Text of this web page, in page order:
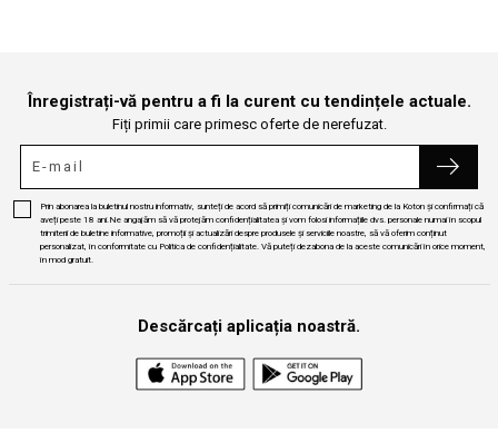
Înregistrați-vă pentru a fi la curent cu tendințele actuale.
Fiți primii care primesc oferte de nerefuzat.
Prin abonarea la buletinul nostru informativ, sunteți de acord să primiți comunicări de marketing de la Koton și confirmați că
aveți peste 18 ani.Ne angajăm să vă protejăm confidențialitatea și vom folosi informațiile dvs. personale numai în scopul
trimiterii de buletine informative, promoții și actualizări despre produsele și serviciile noastre, să vă oferim conținut
personalizat, în conformitate cu Politica de confidențialitate. Vă puteți dezabona de la aceste comunicări în orice moment,
în mod gratuit.
Descărcați aplicația noastră.